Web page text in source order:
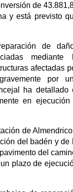
de
y está previsto
de
mediante
afectadas
por
ha detallado
en ejecución
de
del badén y de
del
plazo de